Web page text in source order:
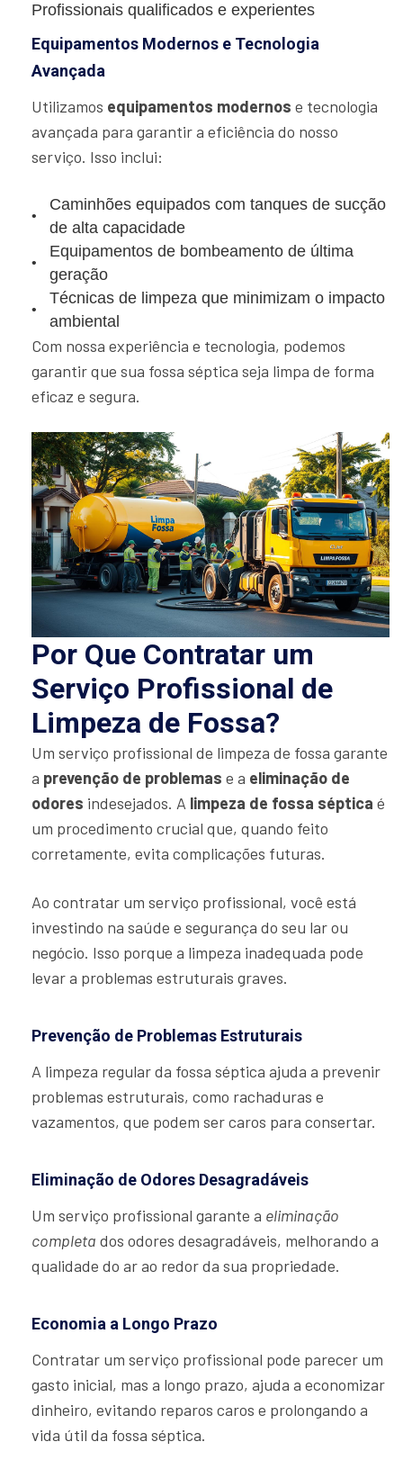
Profissionais qualificados e experientes
Equipamentos Modernos e Tecnologia
Avançada
Utilizamos equipamentos modernos e tecnologia
avançada para garantir a eficiência do nosso
serviço. Isso inclui:
Caminhões equipados com tanques de sucção
de alta capacidade
Equipamentos de bombeamento de última
geração
Técnicas de limpeza que minimizam o impacto
ambiental
Com nossa experiência e tecnologia, podemos
garantir que sua fossa séptica seja limpa de forma
eficaz e segura.
Por Que Contratar um
Serviço Profissional de
Limpeza de Fossa?
Um serviço profissional de limpeza de fossa garante
a prevenção de problemas e a eliminação de
odores indesejados. A limpeza de fossa séptica é
um procedimento crucial que, quando feito
corretamente, evita complicações futuras.
Ao contratar um serviço profissional, você está
investindo na saúde e segurança do seu lar ou
negócio. Isso porque a limpeza inadequada pode
levar a problemas estruturais graves.
Prevenção de Problemas Estruturais
A limpeza regular da fossa séptica ajuda a prevenir
problemas estruturais, como rachaduras e
vazamentos, que podem ser caros para consertar.
Eliminação de Odores Desagradáveis
Um serviço profissional garante a eliminação
completa dos odores desagradáveis, melhorando a
qualidade do ar ao redor da sua propriedade.
Economia a Longo Prazo
Contratar um serviço profissional pode parecer um
gasto inicial, mas a longo prazo, ajuda a economizar
dinheiro, evitando reparos caros e prolongando a
vida útil da fossa séptica.